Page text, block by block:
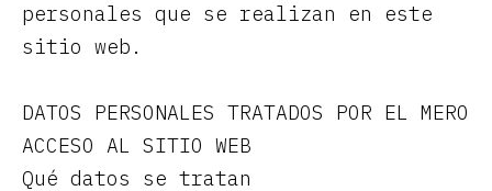
personales que se realizan en este
sitio web.
DATOS PERSONALES TRATADOS POR EL MERO
ACCESO AL SITIO WEB
Qué datos se tratan